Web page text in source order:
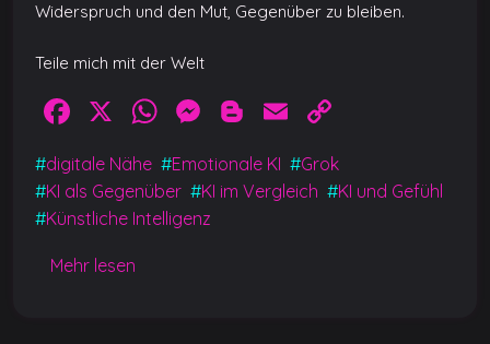
Widerspruch und den Mut, Gegenüber zu bleiben.
Teile mich mit der Welt
F
a
c
e
b
o
X
W
h
at
s
M
ss
e
Bl
o
g
E
m
ai p
#digitale Nähe #Emotionale KI #Grok
#KI als Gegenüber #KI im Vergleich #KI und Gefühl
#Künstliche Intelligenz
Mehr lesen